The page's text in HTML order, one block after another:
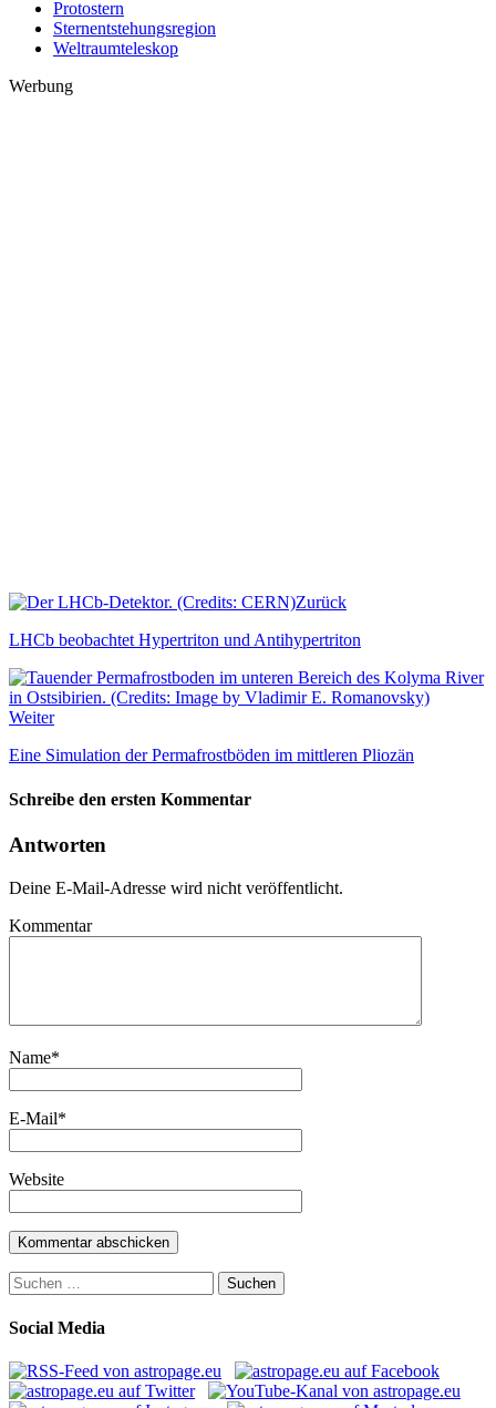
Protostern
Sternentstehungsregion
Weltraumteleskop
Werbung
Zurück
LHCb beobachtet Hypertriton und Antihypertriton
Weiter
Eine Simulation der Permafrostböden im mittleren Pliozän
Schreibe den ersten Kommentar
Antworten
Deine E-Mail-Adresse wird nicht veröffentlicht.
Kommentar
Name*
E-Mail*
Website
Suchen
nach:
Social Media